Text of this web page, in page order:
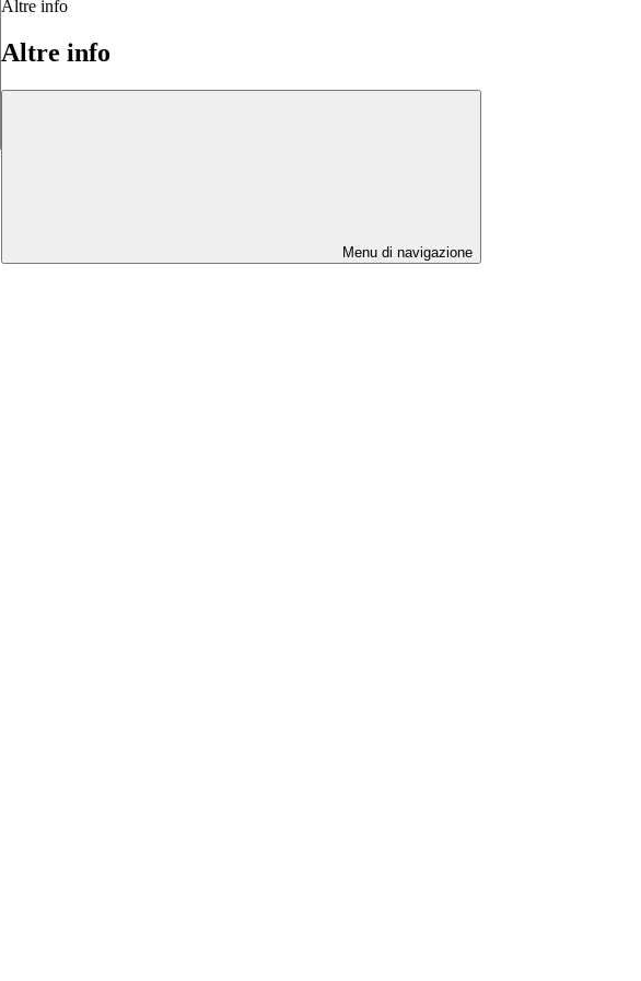
Altre info
Altre info
Menu di navigazione